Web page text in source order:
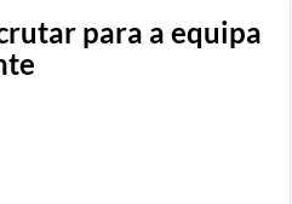
para a equipa